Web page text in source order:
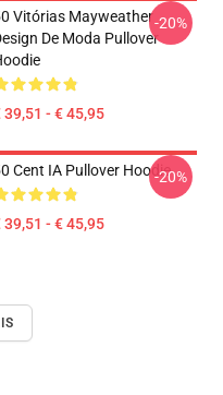
Vitórias Mayweather
De Moda Pullover
39,51 - € 45,95
-20%
Cent IA Pullover Hoodie
39,51 - € 45,95
-20%